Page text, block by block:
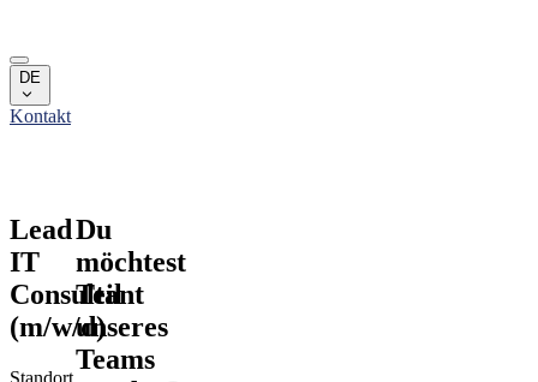
Über uns
Leistungen
Campus
Über uns
Team
Karriere
DE
Kontakt
Lead
IT
Consultant
(m/w/d)
Du
möchtest
Teil
unseres
Teams